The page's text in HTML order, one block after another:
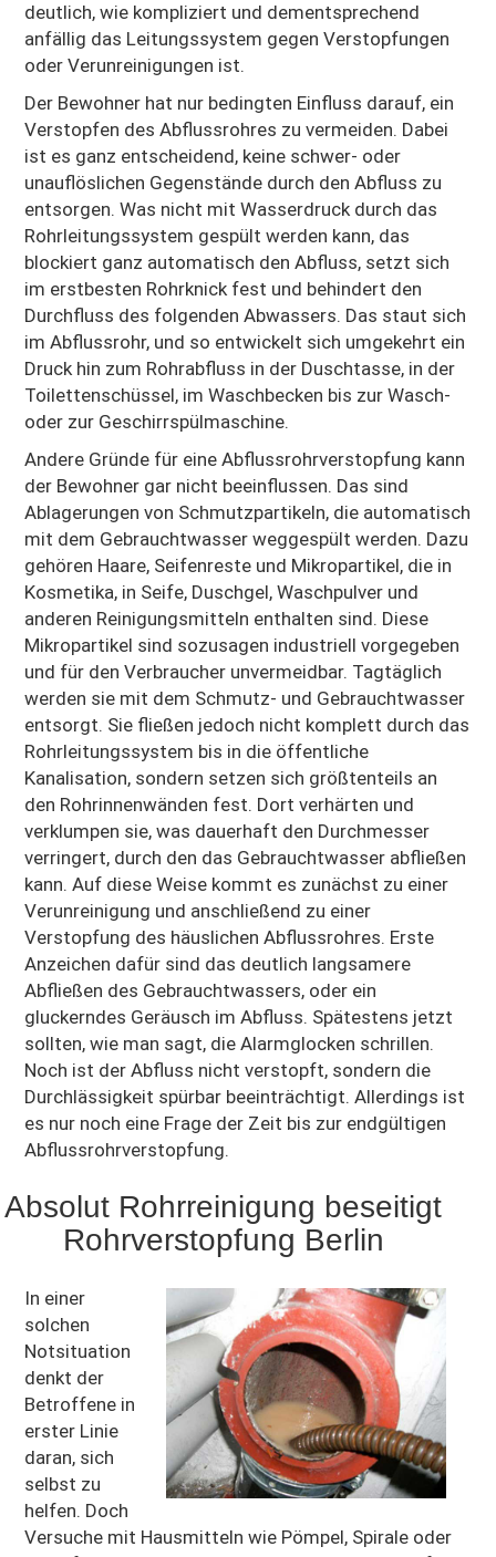
deutlich, wie kompliziert und dementsprechend
anfällig das Leitungssystem gegen Verstopfungen
oder Verunreinigungen ist.
Der Bewohner hat nur bedingten Einfluss darauf, ein
Verstopfen des Abflussrohres zu vermeiden. Dabei
ist es ganz entscheidend, keine schwer- oder
unauflöslichen Gegenstände durch den Abfluss zu
entsorgen. Was nicht mit Wasserdruck durch das
Rohrleitungssystem gespült werden kann, das
blockiert ganz automatisch den Abfluss, setzt sich
im erstbesten Rohrknick fest und behindert den
Durchfluss des folgenden Abwassers. Das staut sich
im Abflussrohr, und so entwickelt sich umgekehrt ein
Druck hin zum Rohrabfluss in der Duschtasse, in der
Toilettenschüssel, im Waschbecken bis zur Wasch-
oder zur Geschirrspülmaschine.
Andere Gründe für eine Abflussrohrverstopfung kann
der Bewohner gar nicht beeinflussen. Das sind
Ablagerungen von Schmutzpartikeln, die automatisch
mit dem Gebrauchtwasser weggespült werden. Dazu
gehören Haare, Seifenreste und Mikropartikel, die in
Kosmetika, in Seife, Duschgel, Waschpulver und
anderen Reinigungsmitteln enthalten sind. Diese
Mikropartikel sind sozusagen industriell vorgegeben
und für den Verbraucher unvermeidbar. Tagtäglich
werden sie mit dem Schmutz- und Gebrauchtwasser
entsorgt. Sie fließen jedoch nicht komplett durch das
Rohrleitungssystem bis in die öffentliche
Kanalisation, sondern setzen sich größtenteils an
den Rohrinnenwänden fest. Dort verhärten und
verklumpen sie, was dauerhaft den Durchmesser
verringert, durch den das Gebrauchtwasser abfließen
kann. Auf diese Weise kommt es zunächst zu einer
Verunreinigung und anschließend zu einer
Verstopfung des häuslichen Abflussrohres. Erste
Anzeichen dafür sind das deutlich langsamere
Abfließen des Gebrauchtwassers, oder ein
gluckerndes Geräusch im Abfluss. Spätestens jetzt
sollten, wie man sagt, die Alarmglocken schrillen.
Noch ist der Abfluss nicht verstopft, sondern die
Durchlässigkeit spürbar beeinträchtigt. Allerdings ist
es nur noch eine Frage der Zeit bis zur endgültigen
Abflussrohrverstopfung.
Absolut Rohrreinigung beseitigt
Rohrverstopfung Berlin
In einer
solchen
Notsituation
denkt der
Betroffene in
erster Linie
daran, sich
selbst zu
helfen. Doch
Versuche mit Hausmitteln wie Pömpel, Spirale oder